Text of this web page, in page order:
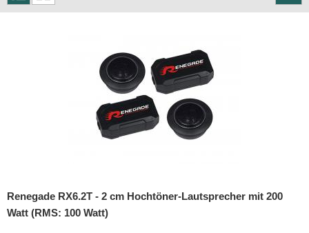
Recoil
Renegade RX6.2T - 2 cm Hochtöner-Lautsprecher mit 200
Watt (RMS: 100 Watt)